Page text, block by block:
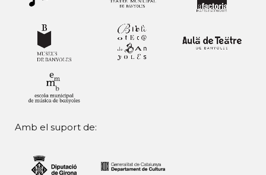
Amb el suport de: